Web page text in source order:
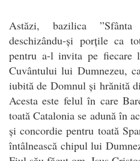
Astăzi, bazilica
deschizându-și porțile ca
pentru a-l invita pe fiecare
Cuvântului lui Dumnezeu,
iubită de Domnul și hrănită
Acesta este felul în care
toată Catalonia se adună în
și concordie pentru toată
întâlnească chipul lui